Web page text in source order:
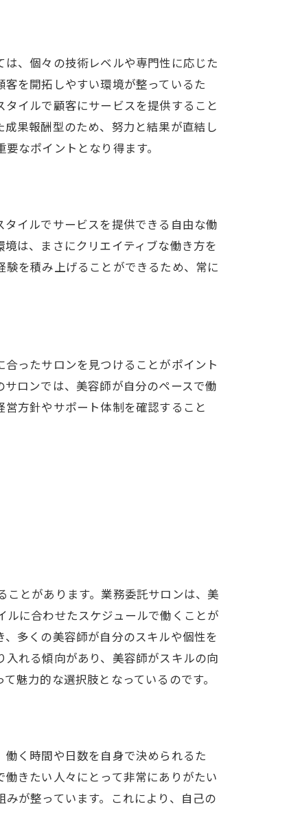
性
、個々の技術レベルや専門性に応じた
を開拓しやすい環境が整っているた
イルで顧客にサービスを提供すること
果報酬型のため、努力と結果が直結し
なポイントとなり得ます。
イルでサービスを提供できる自由な働
は、まさにクリエイティブな働き方を
を積み上げることができるため、常に
ったサロンを見つけることがポイント
ロンでは、美容師が自分のペースで働
方針やサポート体制を確認すること
とがあります。業務委託サロンは、美
に合わせたスケジュールで働くことが
多くの美容師が自分のスキルや個性を
れる傾向があり、美容師がスキルの向
魅力的な選択肢となっているのです。
く時間や日数を自身で決められるた
きたい人々にとって非常にありがたい
が整っています。これにより、自己の